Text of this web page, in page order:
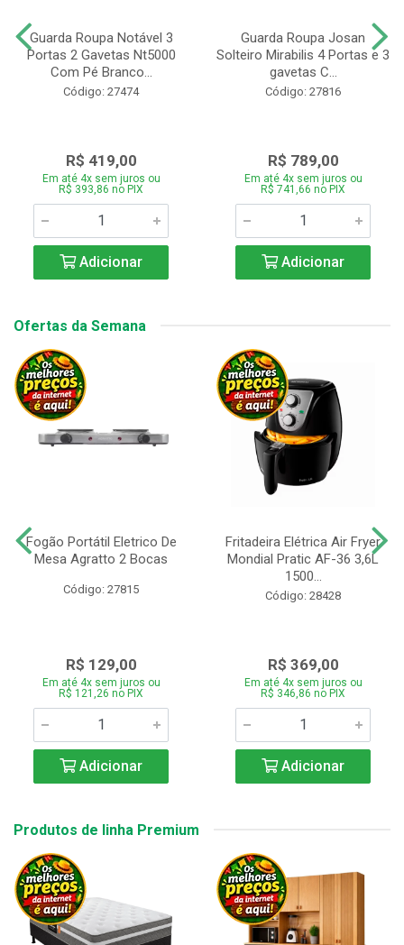
Guarda Roupa Notável 3
Portas 2 Gavetas Nt5000
Com Pé Branco...
Código: 27474
R$ 419,00
Em até 4x sem juros ou
R$ 393,86 no PIX
Adicionar
Guarda Roupa Josan
Solteiro Mirabilis 4 Portas e 3
gavetas C...
Código: 27816
R$ 789,00
Em até 4x sem juros ou
R$ 741,66 no PIX
Adicionar
Ofertas da Semana
Fogão Portátil Eletrico De
Mesa Agratto 2 Bocas
Código: 27815
R$ 129,00
Em até 4x sem juros ou
R$ 121,26 no PIX
Adicionar
Fritadeira Elétrica Air Fryer
Mondial Pratic AF-36 3,6L
1500...
Código: 28428
R$ 369,00
Em até 4x sem juros ou
R$ 346,86 no PIX
Adicionar
Produtos de linha Premium